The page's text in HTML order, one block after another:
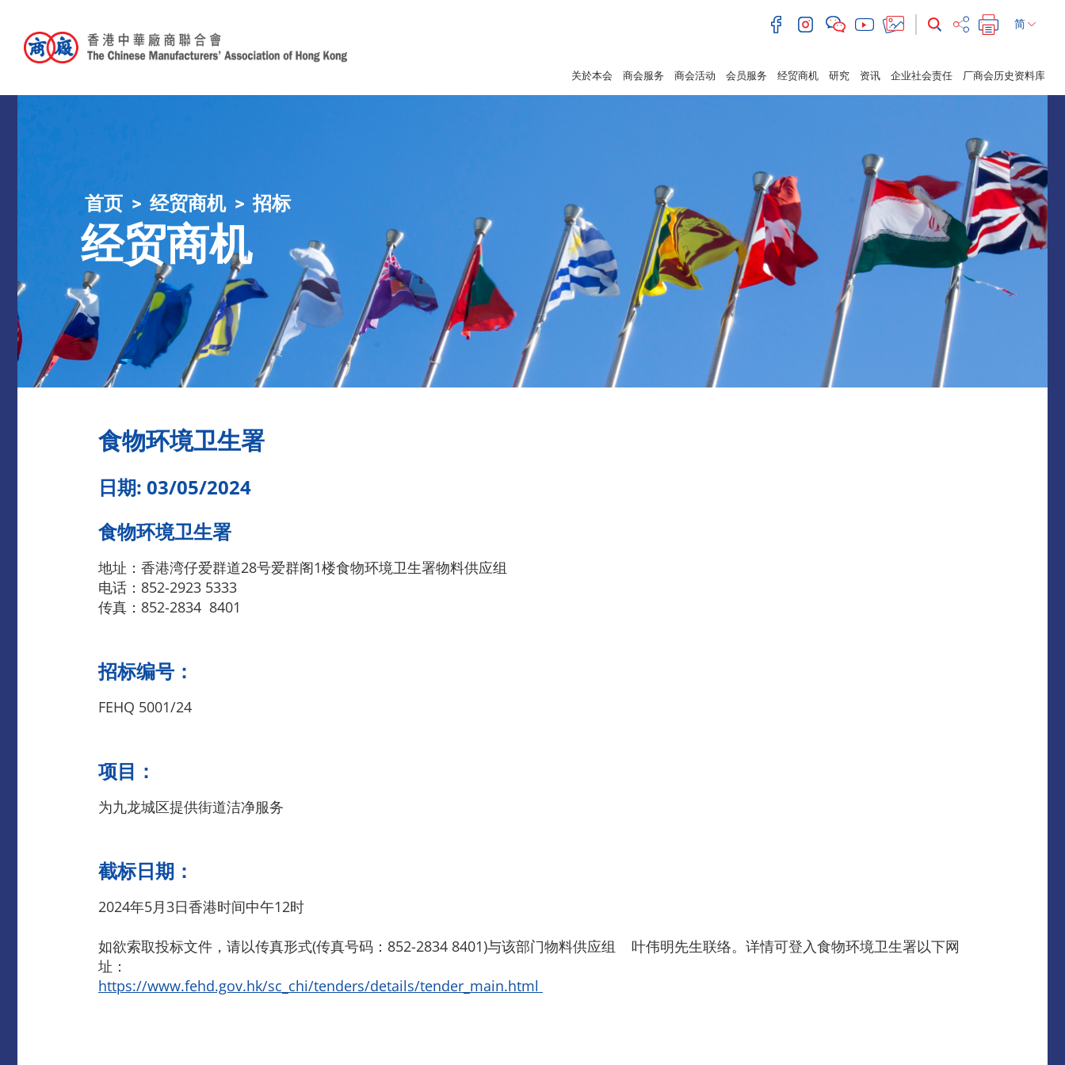
简
关於本会 商会服务 商会活动 会员服务 经贸商机 研究 资讯 企业社会责任 厂商会历史资料库
首页 经贸商机 招标
经贸商机
食物环境卫生署
日期: 03/05/2024
食物环境卫生署
地址：香港湾仔爱群道28号爱群阁1楼食物环境卫生署物料供应组
电话：852-2923 5333
传真：852-2834 8401
招标编号：
FEHQ 5001/24
项目：
为九龙城区提供街道洁净服务
截标日期：
2024年5月3日香港时间中午12时
如欲索取投标文件，请以传真形式(传真号码：852-2834 8401)与该部门物料供应组 叶伟明先生联络。详情可登入食物环境卫生署以下网
址：
https://www.fehd.gov.hk/sc_chi/tenders/details/tender_main.html